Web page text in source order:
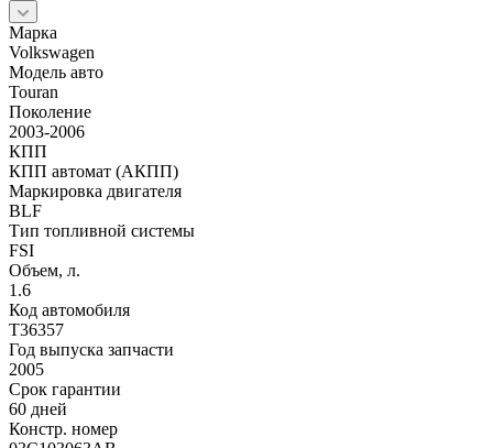
Марка
Volkswagen
Модель авто
Touran
Поколение
2003-2006
КПП
КПП автомат (АКПП)
Маркировка двигателя
BLF
Тип топливной системы
FSI
Объем, л.
1.6
Код автомобиля
T36357
Год выпуска запчасти
2005
Срок гарантии
60 дней
Констр. номер